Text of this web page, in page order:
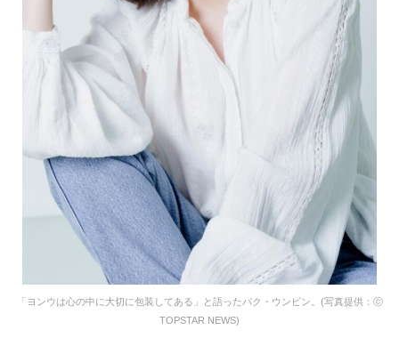
「ヨンウは心の中に大切に包装してある」と語ったパク・ウンビン。(写真提供：ⓒ
TOPSTAR NEWS)